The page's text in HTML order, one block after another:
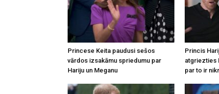
Princese Keita paudusi sešos
vārdos izsakāmu spriedumu par
Hariju un Meganu
Princis
atgriezties
par to ir